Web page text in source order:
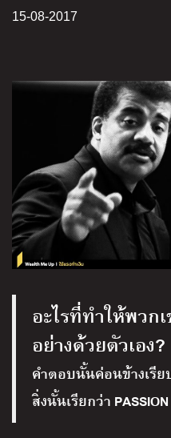
15-08-2017
อะไรที่ทำให้พวก
อย่างด้วยตัวเอง?
คำตอบนั้นค่อนข้างเรีย
สิ่งนั้นเรียกว่า PASSION